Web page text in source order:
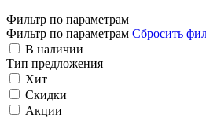
Фильтр по параметрам
Фильтр по параметрам Сбросить
В наличии
Тип предложения
Хит
Скидки
Акции